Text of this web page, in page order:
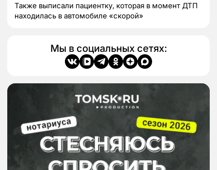
Также выписали пациентку, которая в момент ДТП
находилась в автомобиле «скорой»
Мы в социальных сетях: